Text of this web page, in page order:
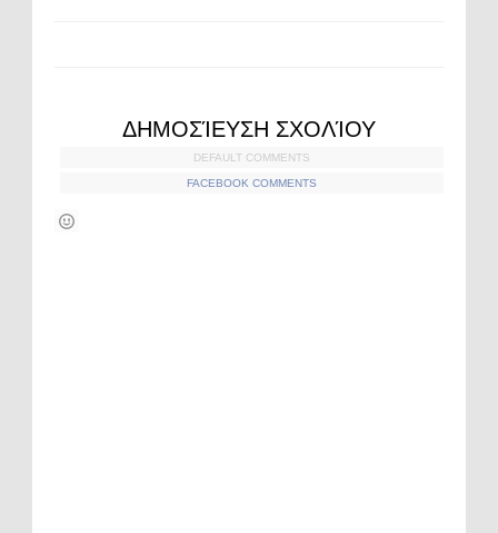
ΔΗΜΟΣΊΕΥΣΗ ΣΧΟΛΊΟΥ
DEFAULT COMMENTS
FACEBOOK COMMENTS